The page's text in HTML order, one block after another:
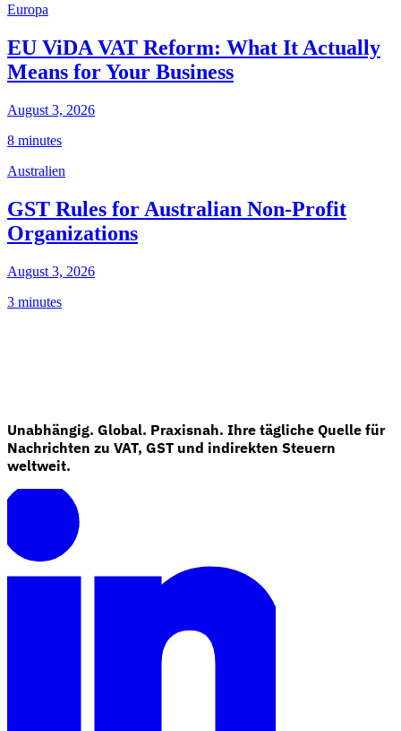
Europa
EU ViDA VAT Reform: What It Actually
Means for Your Business
August 3, 2026
8 minutes
Australien
GST Rules for Australian Non-Profit
Organizations
August 3, 2026
3 minutes
Unabhängig. Global. Praxisnah. Ihre tägliche Quelle für
Nachrichten zu VAT, GST und indirekten Steuern
weltweit.